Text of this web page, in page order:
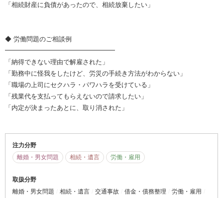
「相続財産に負債があったので、相続放棄したい」
◆ 労働問題のご相談例
━━━━━━━━━━━━━━━━━
「納得できない理由で解雇された」
「勤務中に怪我をしたけど、労災の手続き方法がわからない」
「職場の上司にセクハラ・パワハラを受けている」
「残業代を支払ってもらえないので請求したい」
「内定が決まったあとに、取り消された」
注力分野
離婚・男女問題
相続・遺言 労働・雇用
取扱分野
離婚・男女問題
相続・遺言 交通事故 借金・債務整理
労働・雇用